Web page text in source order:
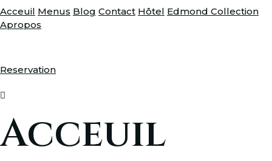
Acceuil Menus Blog Contact Hôtel Edmond Collection
Apropos
Reservation
Acceuil